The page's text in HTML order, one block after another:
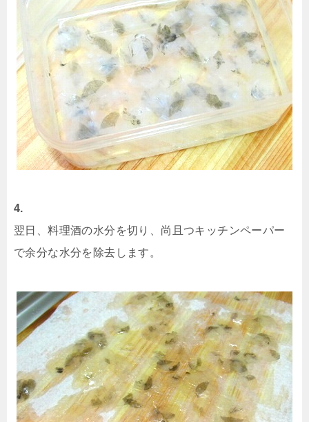
4.
翌日、料理酒の水分を切り、尚且つキッチンペーパー
で余分な水分を除去します。